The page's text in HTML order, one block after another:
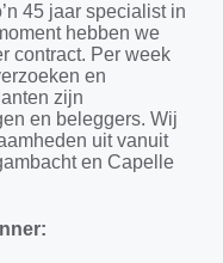
45 jaar specialist in
hebben we
contract. Per week
en
zijn
en beleggers. Wij
uit vanuit
en Capelle